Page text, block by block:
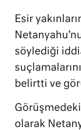
Esir
söylediği
belirtti ve
olarak